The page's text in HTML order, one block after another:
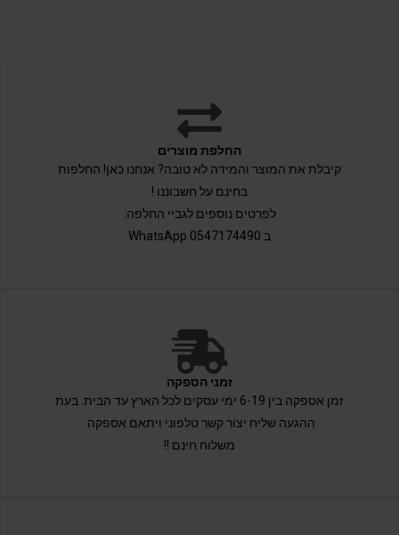
החלפת מוצרים
קיבלת את המוצר והמידה לא טובה? אנחנו כאן! החלפות
בחינם על חשבוננו !
לפרטים נוספים לגביי החלפה:
ב 0547174490 WhatsApp
זמני הספקה
זמן אספקה בין 6-19 ימי עסקים לכל הארץ עד הבית. בעת
ההגעה שליח יצור קשר טלפוני ויתאם אספקה.
משלוח חינם !!